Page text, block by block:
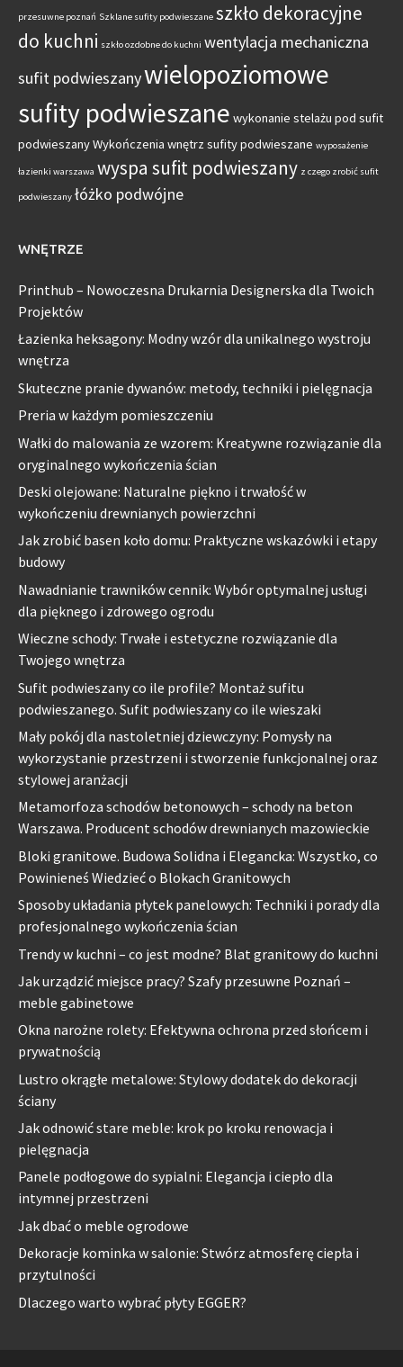
przesuwne poznań Szklane sufity podwieszane szkło dekoracyjne
do kuchni szkło ozdobne do kuchni wentylacja mechaniczna
sufit podwieszanywielopoziomowe
sufity podwieszane wykonanie stelażu pod sufit
podwieszanyWykończenia wnętrz sufity podwieszane wyposażenie
łazienki warszawa wyspa sufit podwieszany z czego zrobić sufit
podwieszany łóżko podwójne
WNĘTRZE
Printhub – Nowoczesna Drukarnia Designerska dla Twoich
Projektów
Łazienka heksagony: Modny wzór dla unikalnego wystroju
wnętrza
Skuteczne pranie dywanów: metody, techniki i pielęgnacja
Preria w każdym pomieszczeniu
Wałki do malowania ze wzorem: Kreatywne rozwiązanie dla
oryginalnego wykończenia ścian
Deski olejowane: Naturalne piękno i trwałość w
wykończeniu drewnianych powierzchni
Jak zrobić basen koło domu: Praktyczne wskazówki i etapy
budowy
Nawadnianie trawników cennik: Wybór optymalnej usługi
dla pięknego i zdrowego ogrodu
Wieczne schody: Trwałe i estetyczne rozwiązanie dla
Twojego wnętrza
Sufit podwieszany co ile profile? Montaż sufitu
podwieszanego. Sufit podwieszany co ile wieszaki
Mały pokój dla nastoletniej dziewczyny: Pomysły na
wykorzystanie przestrzeni i stworzenie funkcjonalnej oraz
stylowej aranżacji
Metamorfoza schodów betonowych – schody na beton
Warszawa. Producent schodów drewnianych mazowieckie
Bloki granitowe. Budowa Solidna i Elegancka: Wszystko, co
Powinieneś Wiedzieć o Blokach Granitowych
Sposoby układania płytek panelowych: Techniki i porady dla
profesjonalnego wykończenia ścian
Trendy w kuchni – co jest modne? Blat granitowy do kuchni
Jak urządzić miejsce pracy? Szafy przesuwne Poznań –
meble gabinetowe
Okna narożne rolety: Efektywna ochrona przed słońcem i
prywatnością
Lustro okrągłe metalowe: Stylowy dodatek do dekoracji
ściany
Jak odnowić stare meble: krok po kroku renowacja i
pielęgnacja
Panele podłogowe do sypialni: Elegancja i ciepło dla
intymnej przestrzeni
Jak dbać o meble ogrodowe
Dekoracje kominka w salonie: Stwórz atmosferę ciepła i
przytulności
Dlaczego warto wybrać płyty EGGER?